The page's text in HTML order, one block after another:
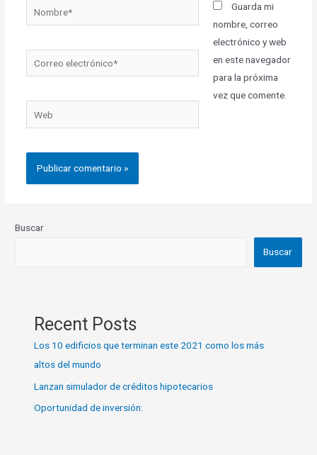
Guarda mi
nombre, correo
electrónico y web
en este navegador
para la próxima
vez que comente.
Buscar
Buscar
Recent Posts
Los 10 edificios que terminan este 2021 como los más
altos del mundo
Lanzan simulador de créditos hipotecarios
Oportunidad de inversión: